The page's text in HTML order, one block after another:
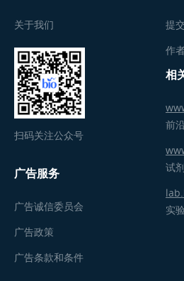
关于我们
扫码关注公众号
广告服务
广告诚信委员会
广告政策
广告条款和条件
提
作
相
前
试
实